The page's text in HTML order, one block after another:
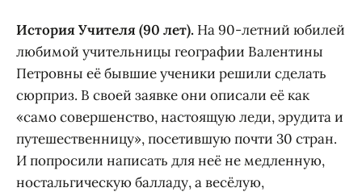
История Учителя (90 лет). На 90-летний юбилей
любимой учительницы географии Валентины
Петровны её бывшие ученики решили сделать
сюрприз. В своей заявке они описали её как
«само совершенство, настоящую леди, эрудита и
путешественницу», посетившую почти 30 стран.
И попросили написать для неё не медленную,
ностальгическую балладу, а весёлую,